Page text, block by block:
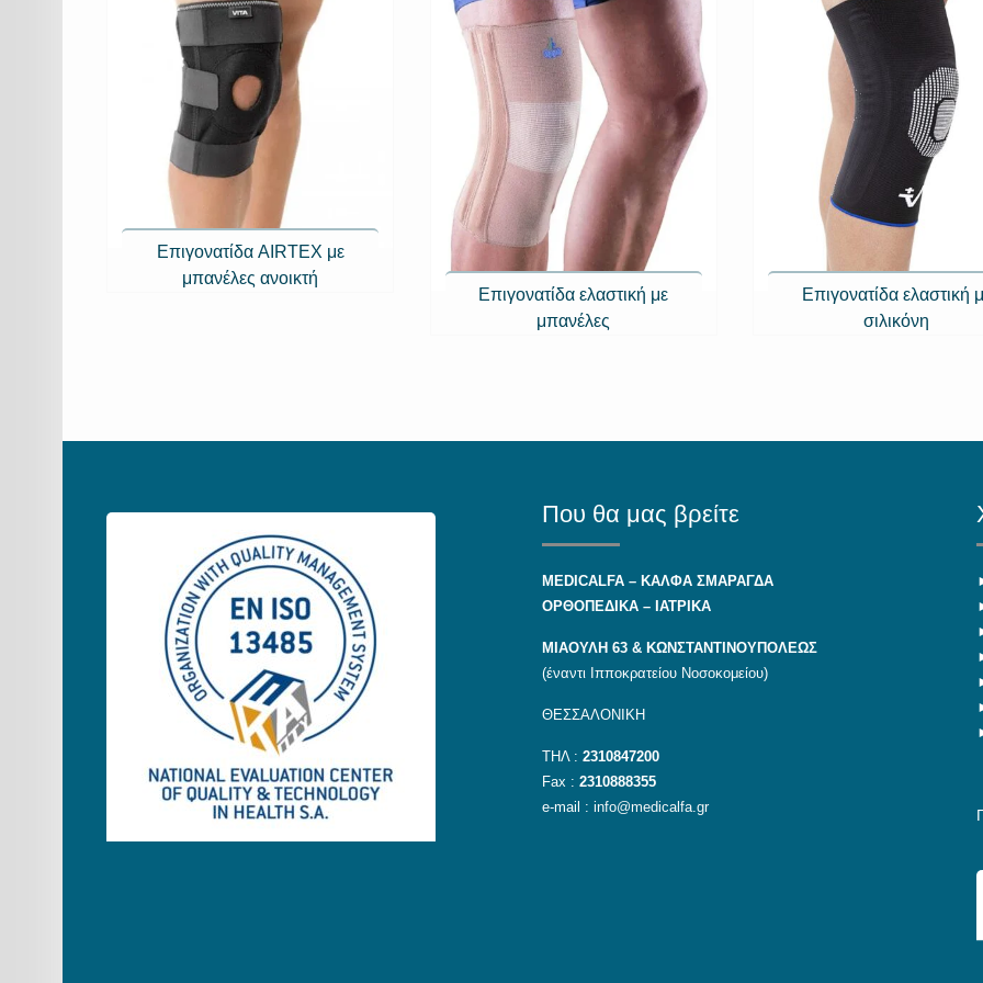
Επιγονατίδα AIRTEX με
μπανέλες ανοικτή
Eπιγονατίδα ελαστική με
μπανέλες
Επιγονατίδα ελαστική
σιλικόνη
Που θα μας βρείτε
MEDICALFA – KAΛΦΑ ΣΜΑΡΑΓΔΑ
ΟΡΘΟΠΕΔΙΚΑ – ΙΑΤΡΙΚΑ
ΜΙΑΟΥΛΗ 63 & ΚΩΝΣΤΑΝΤΙΝΟΥΠΟΛΕΩΣ
(έναντι Ιπποκρατείου Νοσοκομείου)
ΘΕΣΣΑΛΟΝΙΚΗ
ΤΗΛ : 2310847200
Fax : 2310888355
e-mail : info@medicalfa.gr